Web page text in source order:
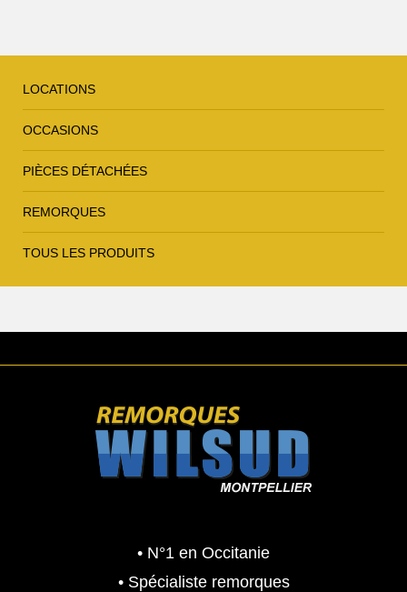
LOCATIONS
OCCASIONS
PIÈCES DÉTACHÉES
REMORQUES
TOUS LES PRODUITS
• N°1 en Occitanie
• Spécialiste remorques